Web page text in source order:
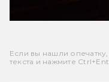
Если вы нашли
текста и нажмите